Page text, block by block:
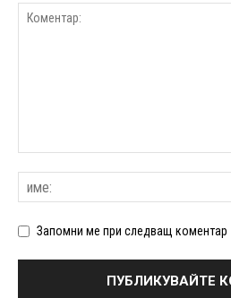
Запомни ме при следващ коментар